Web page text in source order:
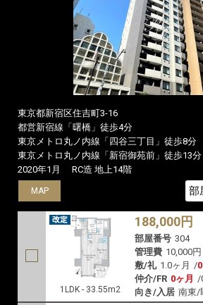
東京都新宿区住吉町3-16
都営新宿線「曙橋」徒歩4分
東京メトロ丸ノ内線「四谷三丁目」徒歩8分
東京メトロ丸ノ内線「新宿御苑前」徒歩13分
2020年1月
RC造 地上14階
MAP
1LDK - 33.55m2
188,000円
部屋番号 304
管理費 10,000円
敷/礼 1.0ヶ月 /
仲介/FR 0ヶ月 /
向き/入居 南東/
MAP
MAP